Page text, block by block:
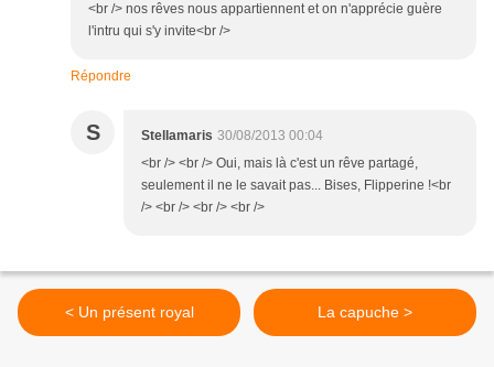
<br /> nos rêves nous appartiennent et on n'apprécie guère
l'intru qui s'y invite<br />
Répondre
S Stellamaris 30/08/2013 00:04
<br /> <br /> Oui, mais là c'est un rêve partagé,
seulement il ne le savait pas... Bises, Flipperine !<br
/> <br /> <br /> <br />
< Un présent royal La capuche >